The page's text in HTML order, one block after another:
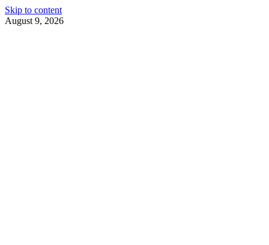
Skip to content
August 9, 2026